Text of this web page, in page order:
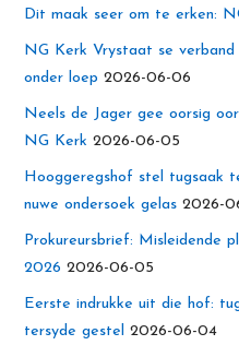
Dit maak seer om te erken:
NG Kerk Vrystaat se
onder loep 2026-06-06
Neels de Jager gee oorsig
NG Kerk 2026-06-05
Hooggeregshof stel tugsaak
nuwe ondersoek gelas 2026-
Prokureursbrief: Misleidende
2026 2026-06-05
Eerste indrukke uit die hof:
tersyde gestel
2026-06-04